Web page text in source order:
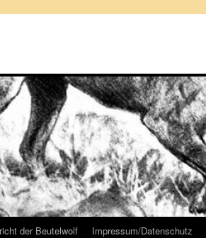
der Beutelwolf Impressum/Datenschutz